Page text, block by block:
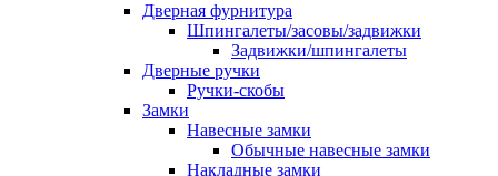
Дверная фурнитура
Шпингалеты/засовы/задвижки
Задвижки/шпингалеты
Дверные ручки
Ручки-скобы
Замки
Навесные замки
Обычные навесные замки
Накладные замки